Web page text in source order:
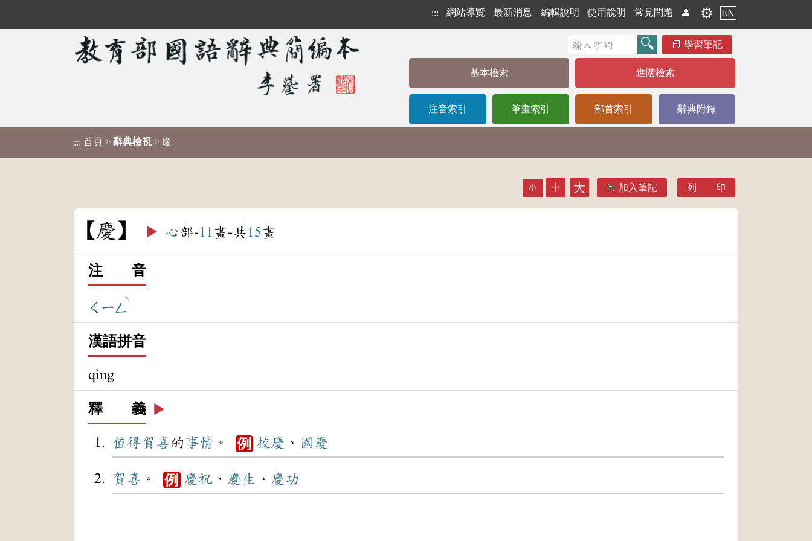
::: 網站導覽 最新消息 編輯說明 使用說明 常見問題 👤 ⚙️ EN
學習筆記
基本檢索 進階檢索
注音索引 筆畫索引 部首索引 辭典附錄
::: 首頁 > 辭典檢視 > 慶
小 中 大 加入筆記 列 印
慶 ▶️ 心部-11 畫-共 15畫
注 音
ㄑㄧㄥ
ˋ
漢語拼音
qìng
釋 義 ▶️
值得賀喜 的 事情 。 例 校慶 、 國慶
賀喜 。 例 慶祝、 慶生 、 慶功